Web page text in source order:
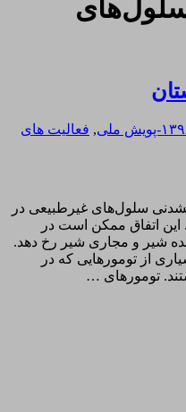
, فعالیت های
سلول‌های غیرطبیعی در
این اتفاق ممکن است در
شیر و مجاری شیر رخ دهد.
از تومورهایی که در
تومورهای …